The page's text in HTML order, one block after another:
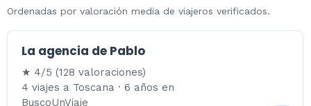
Ordenadas por valoración media de viajeros verificados.
La agencia de Pablo
★ 4/5 (128 valoraciones)
4 viajes a Toscana · 6 años en
BuscoUnViaje